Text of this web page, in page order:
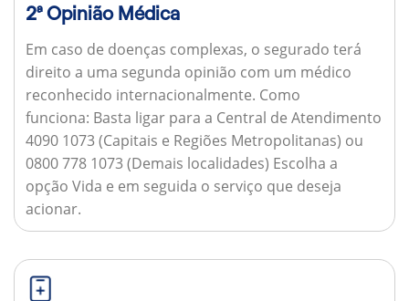
2ª Opinião Médica
Em caso de doenças complexas, o segurado terá
direito a uma segunda opinião com um médico
reconhecido internacionalmente. Como
funciona: Basta ligar para a Central de Atendimento
4090 1073 (Capitais e Regiões Metropolitanas) ou
0800 778 1073 (Demais localidades) Escolha a
opção Vida e em seguida o serviço que deseja
acionar.